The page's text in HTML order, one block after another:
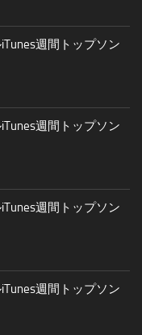
週間トップソン
週間トップソン
週間トップソン
週間トップソン